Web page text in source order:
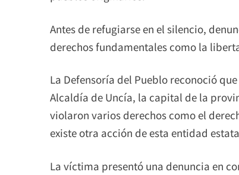
Antes de refugiarse en el silencio,
derechos fundamentales como la
La Defensoría del Pueblo reconoció
Alcaldía de Uncía, la capital de la
violaron varios derechos como el
existe otra acción de esta entidad
La víctima presentó una denuncia en